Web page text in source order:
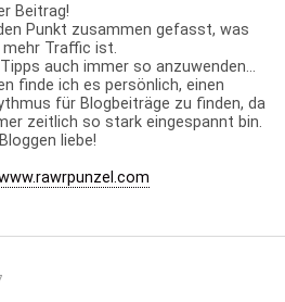
Beitrag!
Punkt zusammen gefasst, was
Traffic ist.
auch immer so anzuwenden…
finde ich es persönlich, einen
für Blogbeiträge zu finden, da
zeitlich so stark eingespannt bin.
liebe!